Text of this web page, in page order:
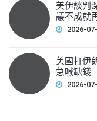
美伊談判
議不成就
2026-
美國打伊
急喊缺錢
2026-